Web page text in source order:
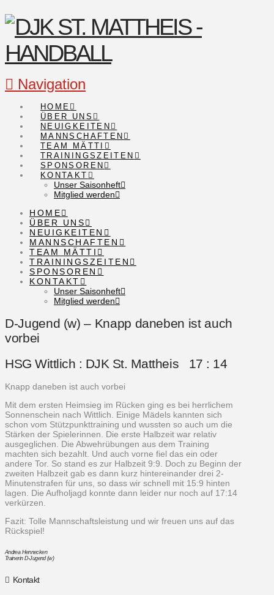
Navigation
HOME
ÜBER UNS
NEUIGKEITEN
MANNSCHAFTEN
TEAM MÄTTI
TRAININGSZEITEN
SPONSOREN
KONTAKT
Unser Saisonheft
Mitglied werden
HOME
ÜBER UNS
NEUIGKEITEN
MANNSCHAFTEN
TEAM MÄTTI
TRAININGSZEITEN
SPONSOREN
KONTAKT
Unser Saisonheft
Mitglied werden
D-Jugend (w) – Knapp daneben ist auch
vorbei
HSG Wittlich : DJK St. Mattheis 17 : 14
Knapp daneben ist auch vorbei
Mit dem ersten Heimsieg im Rücken ging es bei herrlichem
Sonnenschein nach Wittlich. Einige Mädels kannten sich
schon vom Stützpunkttraining und wussten so auch um die
Stärken der Spielerinnen. Die erste Halbzeit war relativ
ausgeglichen. Die Abwehrübungen aus dem Training
machten sich bezahlt. Und auch vorne fiel das ein oder
andere Tor. So stand es zur Halbzeit 9:9. Doch zu Beginn der
zweiten Halbzeit gab es dann kurz hintereinander drei 2-
Minutenstrafen für uns, so dass wir schnell mit 15:9 hinten
lagen. Die Aufholjagd konnte dann leider nur noch auf 17:14
verkürzen.
Fazit: Tolle Mannschaftsleistung und wir freuen uns auf das
Rückspiel!
Andrea Hennecken
Trainerin D-Jugend (w)
Kontakt